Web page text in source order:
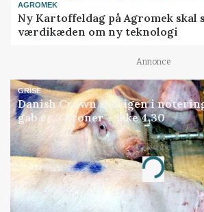
AGROMEK
Ny Kartoffeldag på Agromek skal
værdikæden om ny teknologi
Annonce
GRISE
Danish Crown slår igen i
gab er 3 kroner – ikke 4,30
Annonce
Loading...